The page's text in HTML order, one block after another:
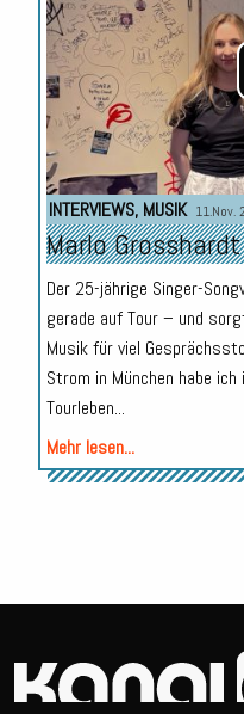
INTERVIEWS, MUSIK 11.Nov.
Marlo
Der 25-jährige Singer-
gerade auf Tour – und
Musik für viel
Strom in München habe
Tourleben...
Mehr lesen...